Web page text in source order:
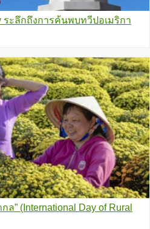
ระลึกถึงการค้นพบทวีปอเมริกา
” (International Day of Rural